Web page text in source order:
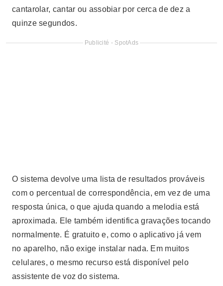
cantarolar, cantar ou assobiar por cerca de dez a
quinze segundos.
Publicité - SpotAds
O sistema devolve uma lista de resultados prováveis
com o percentual de correspondência, em vez de uma
resposta única, o que ajuda quando a melodia está
aproximada. Ele também identifica gravações tocando
normalmente. É gratuito e, como o aplicativo já vem
no aparelho, não exige instalar nada. Em muitos
celulares, o mesmo recurso está disponível pelo
assistente de voz do sistema.